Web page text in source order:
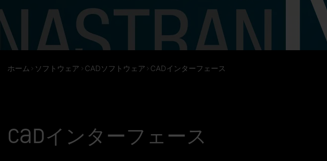
ホーム ソフトウェア CADソフトウェア CADインターフェース
CADインターフェース